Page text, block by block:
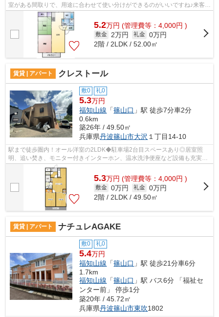
室がある間取りで、用途に合わせて使い分けができるのがいいですね♪来客が
確認できるモニター付きインターホン、...
5.2万円 (管理費等：4,000円 )
敷金 2万円 礼金 0万円
2階 / 2LDK / 52.00㎡
賃貸 | アパート クレストール
敷0 礼0
5.3万円
福知山線 「篠山口 」駅 徒歩7分車2分
0.6km
築26年 / 49.50㎡
兵庫県丹波篠山市大沢 １丁目14-10
駅まで徒歩圏内！オール洋室の2LDK◆駐車場2台目スペースあり◎居室照
明、追い焚き、モニター付きインターホン、温水洗浄便座など設備も充実し
5.3万円 (管理費等：4,000円 )
敷金 0万円 礼金 0万円
2階 / 2LDK / 49.50㎡
賃貸 | アパート ナチュレAGAKE
敷0 礼0
5.4万円
福知山線 「篠山口 」駅 徒歩21分車6分
1.7km
福知山線 「篠山口 」駅 バス6分 「福祉セ
ンター前」 停歩1分
築20年 / 45.72㎡
兵庫県丹波篠山市東吹1802